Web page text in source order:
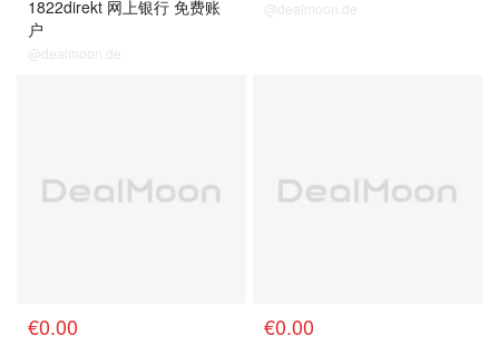
1822direkt 网上银行 免费账
户
@dealmoon.de
@dealmoon.de
€0.00 €0.00